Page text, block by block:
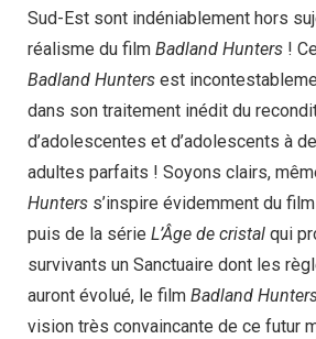
Sud-Est sont indéniablement hors
réalisme du film Badland Hunters !
Badland Hunters est
dans son traitement inédit du
d’adolescentes et d’adolescents à
adultes parfaits ! Soyons clairs,
Hunters s’inspire évidemment du film
puis de la série L’Âge de cristal qui
survivants un Sanctuaire dont les
auront évolué, le film Badland
vision très convaincante de ce futur